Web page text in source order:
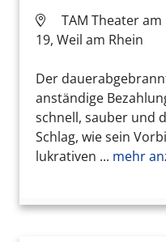
TAM Theater
19, Weil am Rhein
Der
anständige
schnell, sauber und
Schlag, wie sein
lukrativen ... mehr